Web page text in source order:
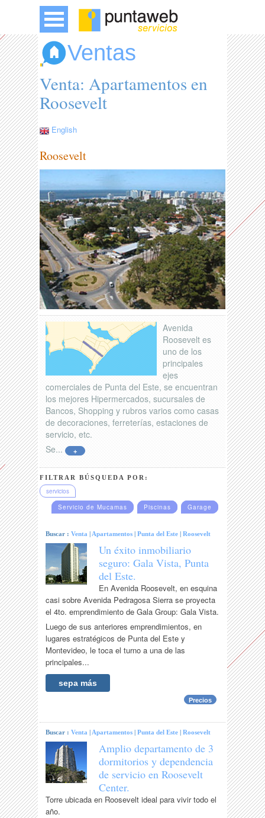
Ventas
Venta: Apartamentos en
Roosevelt
English
Roosevelt
Avenida
Roosevelt es
uno de los
principales
ejes
comerciales de Punta del Este, se encuentran
los mejores Hipermercados, sucursales de
Bancos, Shopping y rubros varios como casas
de decoraciones, ferreterías, estaciones de
servicio, etc.
Se...
+
FILTRAR BÚSQUEDA POR:
servicios
Servicio de Mucamas
Piscinas Garage
Buscar :Venta | Apartamentos |Punta del Este |Roosevelt
Un éxito inmobiliario
seguro: Gala Vista, Punta
del Este.
En Avenida Roosevelt, en esquina
casi sobre Avenida Pedragosa Sierra se proyecta
el 4to. emprendimiento de Gala Group: Gala Vista.
Luego de sus anteriores emprendimientos, en
lugares estratégicos de Punta del Este y
Montevideo, le toca el turno a una de las
principales...
sepa más
Precios
Buscar :Venta | Apartamentos |Punta del Este |Roosevelt
Amplio departamento de 3
dormitorios y dependencia
de servicio en Roosevelt
Center.
Torre ubicada en Roosevelt ideal para vivir todo el
año.